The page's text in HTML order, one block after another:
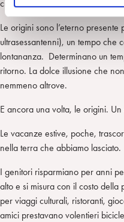
cioè ‘ritorno’ e ‘dolore’,
Le origini sono l’eterno
ultrasessantenni), un tempo che
lontananza. Determinano un
ritorno. La dolce illusione che
nemmeno altrove.
E ancora una volta, le origini.
Le vacanze estive, poche,
nella terra che abbiamo lasciato.
I genitori risparmiano per anni
alto e si misura con il costo
per viaggi culturali, ristoranti,
amici prestavano volentieri